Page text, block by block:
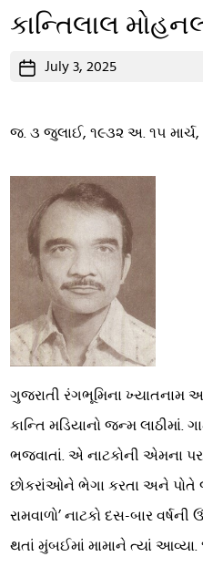
કાન્તિલાલ
Post July 3, 2025
જ. ૩ જુલાઈ, ૧૯૩૨ અ. ૧૫ માર્ચ,
ગુજરાતી રંગભૂમિના ખ્યાતનામ
કાન્તિ મડિયાનો જન્મ લાઠીમાં.
ભજવાતાં. એ નાટકોની એમના
છોકરાંઓને ભેગા કરતા અને પોતે
રામવાળો’ નાટકો દસ-બાર
થતાં મુંબઈમાં મામાને ત્યાં આવ્યા.